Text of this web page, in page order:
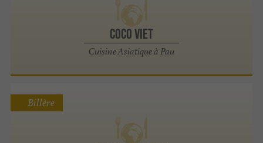
Coco Viet
Cuisine Asiatique à Pau
Billère